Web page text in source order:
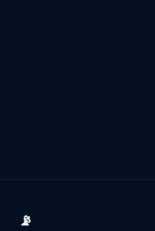
📡